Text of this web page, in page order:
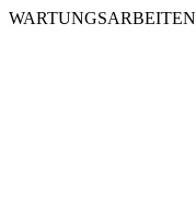
WARTUNGSARBEITEN